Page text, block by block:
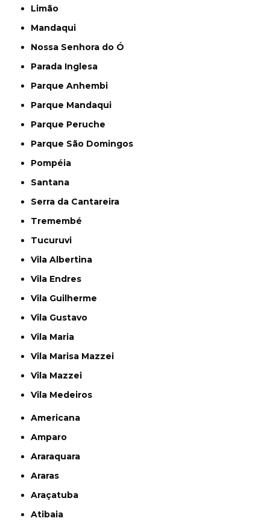
Limão
Mandaqui
Nossa Senhora do Ó
Parada Inglesa
Parque Anhembi
Parque Mandaqui
Parque Peruche
Parque São Domingos
Pompéia
Santana
Serra da Cantareira
Tremembé
Tucuruvi
Vila Albertina
Vila Endres
Vila Guilherme
Vila Gustavo
Vila Maria
Vila Marisa Mazzei
Vila Mazzei
Vila Medeiros
Americana
Amparo
Araraquara
Araras
Araçatuba
Atibaia